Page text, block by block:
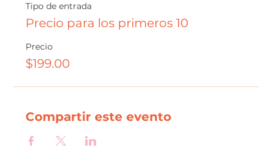
Tipo de entrada
Precio para los primeros 10
Precio
$199.00
Compartir este evento